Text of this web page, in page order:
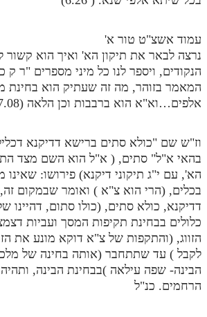
עמוד אשצ"ט טור א'
נרצה לבאר את תיקון הא' ואיך הוא קשור
הנקודים, ויספר לנו כל מיני מספרים "ר ק
המאמר בזוהר, מה זה שעתיק הוא בחינת
אלפים…וא"א הוא ברבבות וכן הלאה (7.08)
וז"ש שם "כולא סתים ברישא דדיקנא
בהאי א"ל" סתים, ( א"ל הוא השם מצד
הא', עם י"ג תיקוני דיקנא) פירושו:
בכלים, (הרי הוא צ"א ) ואומר שבמקום
דדיקנא, כולא סתים, (כולו סתום,
כלולים בבחינת תקיפות המסך ועביות
הזווג, (והתקפות של צ"א דוקא מונע את
לקבל ) עד שתתחבר (אותה בחינה של
הבינה- שפה עילאה )בבחינת הבינה,
הרחמים. כנ"ל